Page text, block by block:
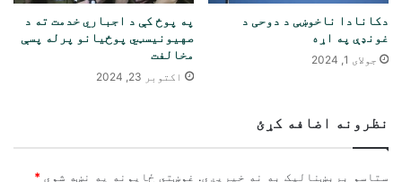
دکانادا ناخوښی د دوحی د
غونډې په اړه
جولای 1, 2024
په پوځ کې د اجباري خدمت ته د
صهیونیسټي پوځیانو پرله پسې
مخالفت
اکتوبر 23, 2024
نظرونه اضافه کړئ
ستاسو برېښناليک به نه خپريږي. غوښتى ځایونه په نښه شوي *